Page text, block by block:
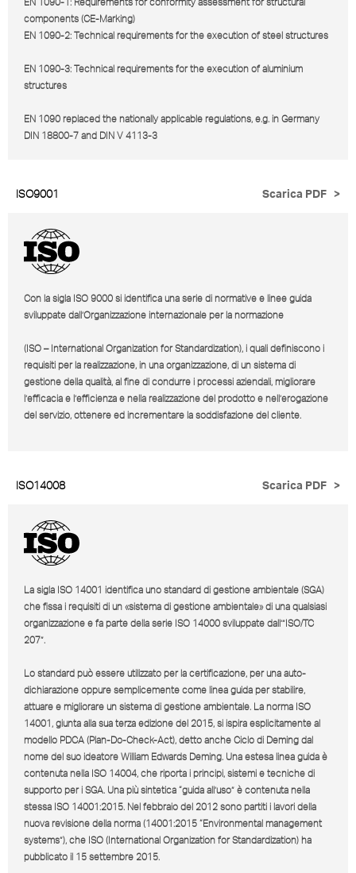
components (CE-Marking)
EN 1090-2: Technical requirements for the execution of steel structures
EN 1090-3: Technical requirements for the execution of aluminium
structures
EN 1090 replaced the nationally applicable regulations, e.g. in Germany
DIN 18800-7 and DIN V 4113-3
ISO9001 Scarica PDF >
Con la sigla ISO 9000 si identifica una serie di normative e linee guida
sviluppate dall’Organizzazione internazionale per la normazione
(ISO – International Organization for Standardization), i quali definiscono i
requisiti per la realizzazione, in una organizzazione, di un sistema di
gestione della qualità, al fine di condurre i processi aziendali, migliorare
l’efficacia e l’efficienza e nella realizzazione del prodotto e nell’erogazione
del servizio, ottenere ed incrementare la soddisfazione del cliente.
ISO14008 Scarica PDF >
La sigla ISO 14001 identifica uno standard di gestione ambientale (SGA)
che fissa i requisiti di un «sistema di gestione ambientale» di una qualsiasi
organizzazione e fa parte della serie ISO 14000 sviluppate dall’”ISO/TC
207”.
Lo standard può essere utilizzato per la certificazione, per una auto-
dichiarazione oppure semplicemente come linea guida per stabilire,
attuare e migliorare un sistema di gestione ambientale. La norma ISO
14001, giunta alla sua terza edizione del 2015, si ispira esplicitamente al
modello PDCA (Plan-Do-Check-Act), detto anche Ciclo di Deming dal
nome del suo ideatore William Edwards Deming. Una estesa linea guida è
contenuta nella ISO 14004, che riporta i principi, sistemi e tecniche di
supporto per i SGA. Una più sintetica “guida all’uso” è contenuta nella
stessa ISO 14001:2015. Nel febbraio del 2012 sono partiti i lavori della
nuova revisione della norma (14001:2015 “Environmental management
systems”), che ISO (International Organization for Standardization) ha
pubblicato il 15 settembre 2015.